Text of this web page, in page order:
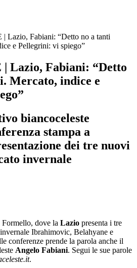
Fabiani: “Detto no a tanti
e Pellegrini: vi spiego”
Lazio, Fabiani: “Detto
Mercato, indice e
biancoceleste
stampa a
dei tre nuovi
invernale
dove la Lazio presenta i tre
Ibrahimovic, Belahyane e
conferenze prende la parola anche il
Angelo Fabiani. Segui le sue parole
.